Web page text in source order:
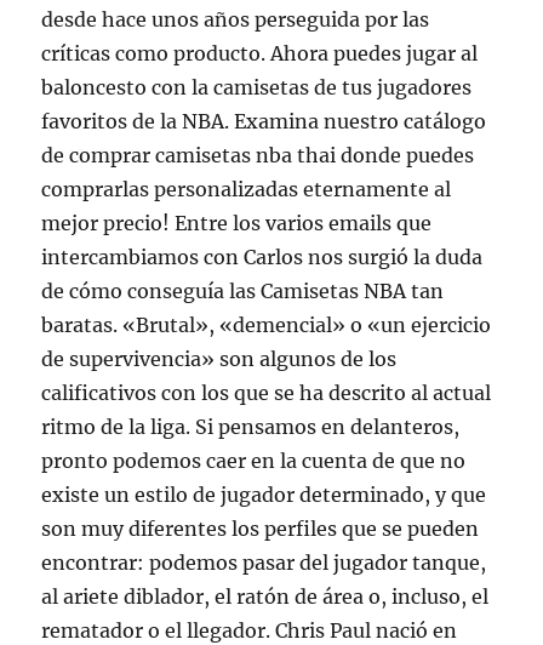
desde hace unos años perseguida por las
críticas como producto. Ahora puedes jugar al
baloncesto con la camisetas de tus jugadores
favoritos de la NBA. Examina nuestro catálogo
de comprar camisetas nba thai donde puedes
comprarlas personalizadas eternamente al
mejor precio! Entre los varios emails que
intercambiamos con Carlos nos surgió la duda
de cómo conseguía las Camisetas NBA tan
baratas. «Brutal», «demencial» o «un ejercicio
de supervivencia» son algunos de los
calificativos con los que se ha descrito al actual
ritmo de la liga. Si pensamos en delanteros,
pronto podemos caer en la cuenta de que no
existe un estilo de jugador determinado, y que
son muy diferentes los perfiles que se pueden
encontrar: podemos pasar del jugador tanque,
al ariete diblador, el ratón de área o, incluso, el
rematador o el llegador. Chris Paul nació en